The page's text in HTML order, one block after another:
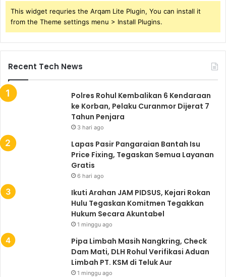
This widget requries the Arqam Lite Plugin, You can install it
from the Theme settings menu > Install Plugins.
Recent Tech News
Polres Rohul Kembalikan 6 Kendaraan
ke Korban, Pelaku Curanmor Dijerat 7
Tahun Penjara
3 hari ago
Lapas Pasir Pangaraian Bantah Isu
Price Fixing, Tegaskan Semua Layanan
Gratis
6 hari ago
Ikuti Arahan JAM PIDSUS, Kejari Rokan
Hulu Tegaskan Komitmen Tegakkan
Hukum Secara Akuntabel
1 minggu ago
Pipa Limbah Masih Nangkring, Check
Dam Mati, DLH Rohul Verifikasi Aduan
Limbah PT. KSM di Teluk Aur
1 minggu ago